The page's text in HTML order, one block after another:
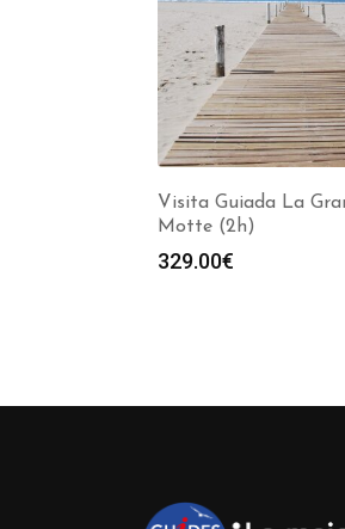
Visita Guiada La
Motte (2h)
329.00€